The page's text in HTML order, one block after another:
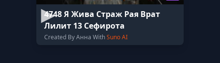
4748 Я Жива Страж Рая Врат
Лилит 13 Сефирота
Created By Анна WithSuno AI